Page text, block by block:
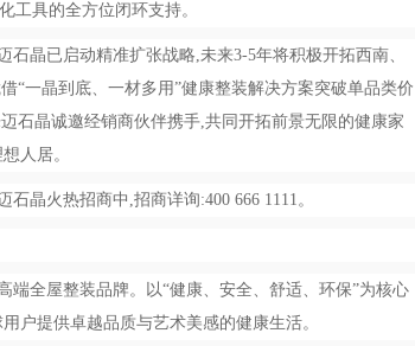
工具的全方位闭环支持。
石晶已启动精准扩张战略,未来3-5年将积极开拓西南、
“一晶到底、一材多用”健康整装解决方案突破单品类价
石晶诚邀经销商伙伴携手,共同开拓前景无限的健康家
人居。
晶火热招商中,招商详询:400 666 1111。
端全屋整装品牌。以“健康、安全、舒适、环保”为核心
户提供卓越品质与艺术美感的健康生活。